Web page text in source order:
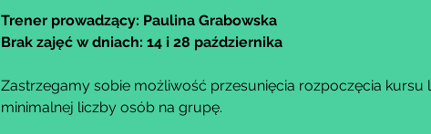
Trener prowadzący: Paulina Grabowska
Brak zajęć w dniach: 14 i 28 października
Zastrzegamy sobie możliwość przesunięcia rozpoczęcia
minimalnej liczby osób na grupę.